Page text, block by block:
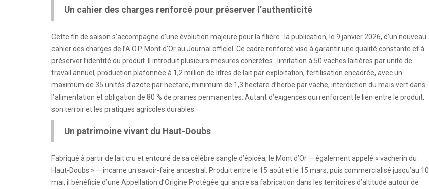
Un cahier des charges renforcé pour préserver l’authenticité
Cette fin de saison s’accompagne d’une évolution majeure pour la filière : la publication, le 9 janvier 2026, d’un nouveau
cahier des charges de l’A.O.P. Mont d’Or au Journal officiel. Ce cadre renforcé vise à garantir une qualité constante et à
préserver l’identité du produit. Il introduit plusieurs mesures concrètes : limitation à 50 vaches laitières par unité de
travail annuel, production plafonnée à 1,2 million de litres de lait par exploitation, fertilisation encadrée, avec un
maximum de 35 unités d’azote par hectare, minimum de 1,3 hectare d’herbe par vache, interdiction du maïs vert dans
l’alimentation et obligation de 80 % de prairies permanentes. Autant d’exigences qui renforcent le lien entre le produit,
son terroir et les pratiques agricoles durables.
Un patrimoine vivant du Haut-Doubs
Fabriqué à partir de lait cru et entouré de sa célèbre sangle d’épicéa, le Mont d’Or — également appelé « vacherin du
Haut-Doubs » — incarne un savoir-faire ancestral. Produit entre le 15 août et le 15 mars, puis commercialisé jusqu’au 10
mai, il bénéficie d’une Appellation d’Origine Protégée qui ancre sa fabrication dans les territoires d’altitude autour de